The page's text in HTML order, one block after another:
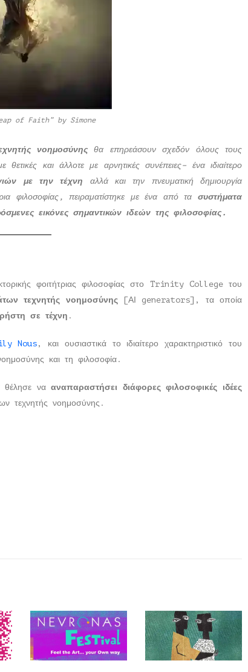
of Faith” by Simone
νοημοσύνηςθα επηρεάσουν σχεδόν όλους τους
και άλλοτε με αρνητικές συνέπειες– ένα ιδιαίτερο
με την τέχνη αλλά και την πνευματική δημιουργία
φιλοσοφίας, πειραματίστηκε με ένα από τασυστήματα
εικόνες σημαντικών ιδεών της φιλοσοφίας.
φοιτήτριας φιλοσοφίας στο Trinity College του
τεχνητής νοημοσύνης[ΑΙ generators], τα οποία
σε τέχνη .
Nous, και ουσιαστικά το ιδιαίτερο χαρακτηριστικό του
και τη φιλοσοφία.
θέλησε νααναπαραστήσει διάφορες φιλοσοφικές ιδέες
τεχνητής νοημοσύνης.